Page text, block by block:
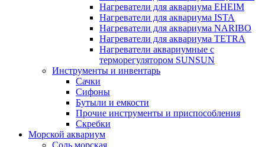
Нагреватели для аквариума EHEIM
Нагреватели для аквариума ISTA
Нагреватели для аквариума NARIBO
Нагреватели для аквариума TETRA
Нагреватели аквариумные с
терморегулятором SUNSUN
Инструменты и инвентарь
Сачки
Сифоны
Бутыли и емкости
Прочие инструменты и приспособления
Скребки
Морской аквариум
Соль морская